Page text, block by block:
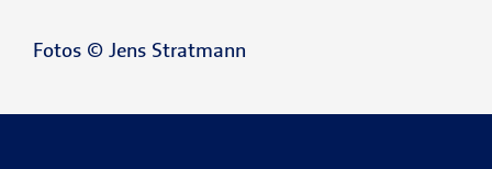
Fotos © Jens Stratmann